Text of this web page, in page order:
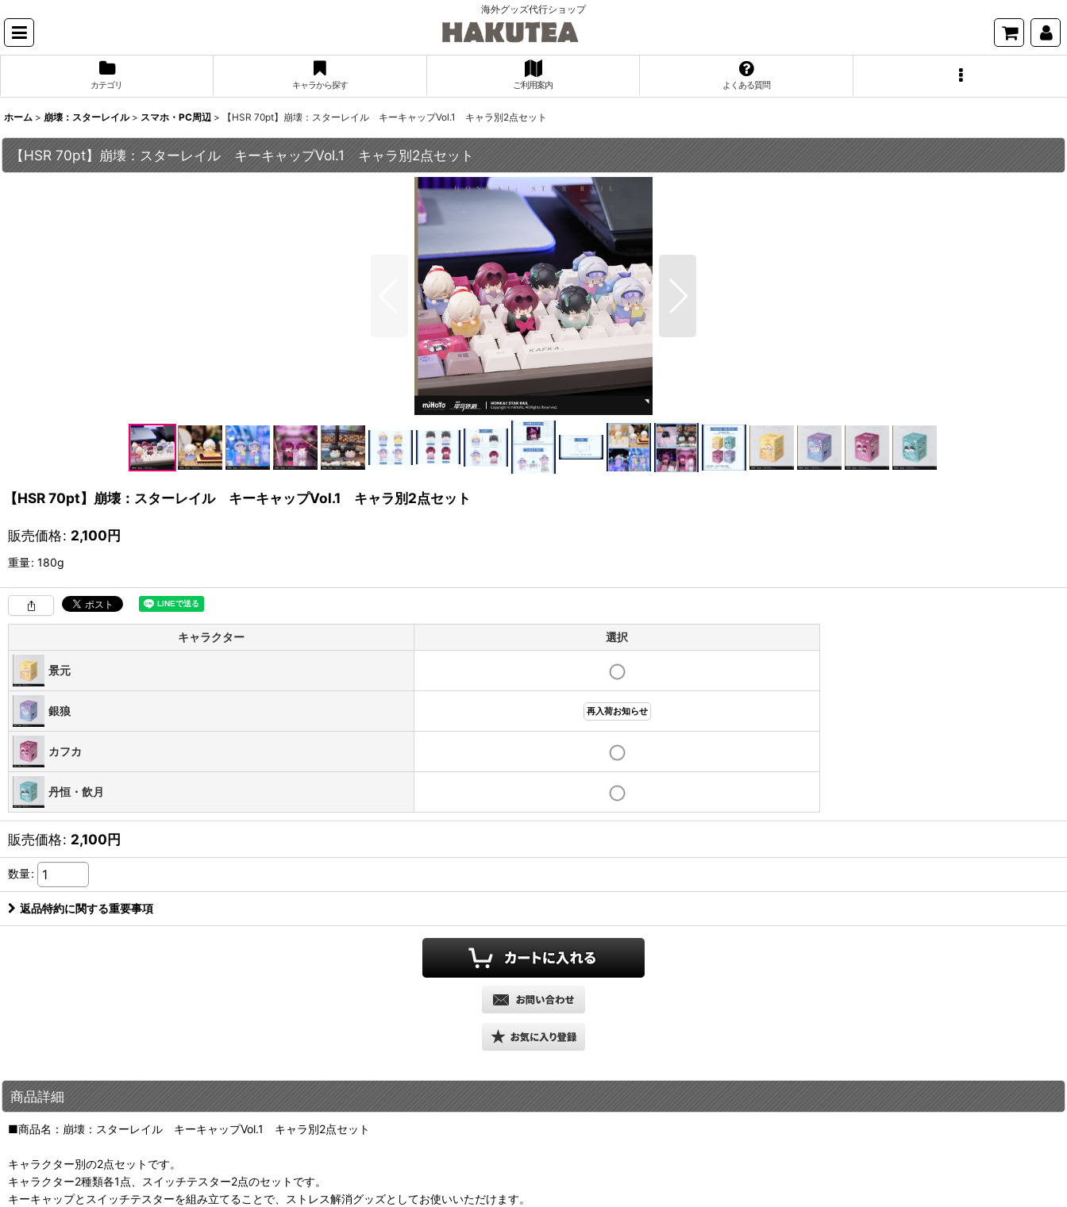
海外グッズ代行ショップ
カテゴリ キャラから探す ご利用案内 よくある質問
ホーム > 崩壊：スターレイル > スマホ・PC周辺 > 【HSR 70pt】崩壊：スターレイル キーキャップVol.1 キャラ別2点セット
【HSR 70pt】崩壊：スターレイル キーキャップVol.1 キャラ別2点セット
【HSR 70pt】崩壊：スターレイル キーキャップVol.1 キャラ別2点セット
販売価格: 2,100円
重量: 180g
キャラクター 選択
景元
銀狼 再入荷お知らせ
カフカ
丹恒・飲月
販売価格: 2,100円
数量:
返品特約に関する重要事項
商品詳細
■商品名：崩壊：スターレイル キーキャップVol.1 キャラ別2点セット
キャラクター別の2点セットです。
キャラクター2種類各1点、スイッチテスター2点のセットです。
キーキャップとスイッチテスターを組み立てることで、ストレス解消グッズとしてお使いいただけます。